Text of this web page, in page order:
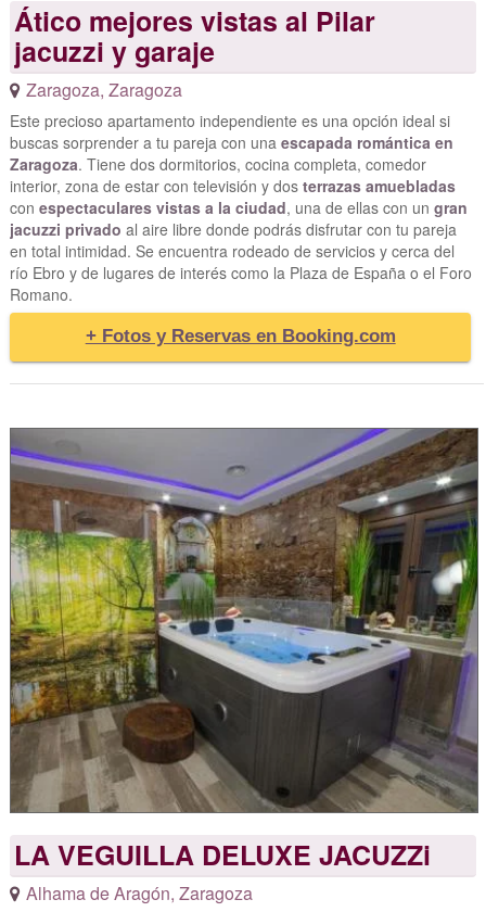
Ático mejores vistas al Pilar
jacuzzi y garaje
Zaragoza, Zaragoza
Este precioso apartamento independiente es una opción ideal si
buscas sorprender a tu pareja con una escapada romántica en
Zaragoza. Tiene dos dormitorios, cocina completa, comedor
interior, zona de estar con televisión y dos terrazas amuebladas
con espectaculares vistas a la ciudad, una de ellas con un gran
jacuzzi privado al aire libre donde podrás disfrutar con tu pareja
en total intimidad. Se encuentra rodeado de servicios y cerca del
río Ebro y de lugares de interés como la Plaza de España o el Foro
Romano.
+ Fotos y Reservas en Booking.com
LA VEGUILLA DELUXE JACUZZi
Alhama de Aragón, Zaragoza